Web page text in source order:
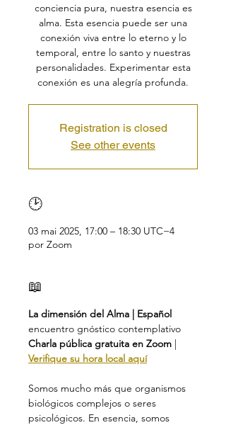
conciencia pura, nuestra esencia es
alma. Esta esencia puede ser una
conexión viva entre lo eterno y lo
temporal, entre lo santo y nuestras
personalidades. Experimentar esta
conexión es una alegría profunda.
Registration is closed
See other events
🕑
03 mai 2025, 17:00 – 18:30 UTC−4
por Zoom
📖
La dimensión del Alma | Español
encuentro gnóstico contemplativo
Charla pública gratuita en Zoom |
Verifique su hora local aquí
Somos mucho más que organismos
biológicos complejos o seres
psicológicos. En esencia, somos